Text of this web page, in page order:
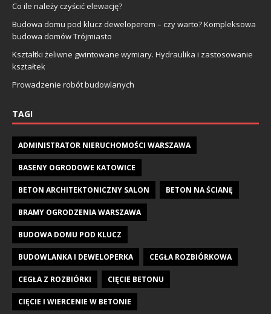
Co ile należy czyścić elewację?
Budowa domu pod klucz deweloperem – czy warto? Kompleksowa
budowa domów Trójmiasto
Kształtki żeliwne gwintowane wymiary. Hydraulika i zastosowanie
kształtek
Prowadzenie robót budowlanych
TAGI
ADMINISTRATOR NIERUCHOMOŚCI WARSZAWA
BASENY OGRODOWE KATOWICE
BETON ARCHITEKTONICZNY SALON BETON NA ŚCIANĘ
BRAMY OGRODZENIA WARSZAWA
BUDOWA DOMU POD KLUCZ
BUDOWLANKA I DEWELOPERKA CEGŁA ROZBIÓRKOWA
CEGŁA Z ROZBIÓRKI CIĘCIE BETONU
CIĘCIE I WIERCENIE W BETONIE